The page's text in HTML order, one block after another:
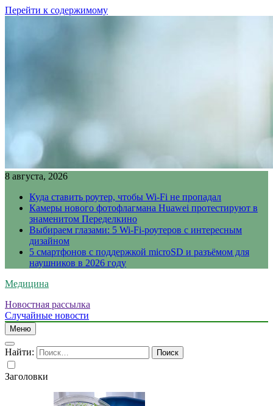
Перейти к содержимому
8 августа, 2026
Куда ставить роутер, чтобы Wi-Fi не пропадал
Камеры нового фотофлагмана Huawei протестируют в
знаменитом Переделкино
Выбираем глазами: 5 Wi-Fi-роутеров с интересным
дизайном
5 смартфонов с поддержкой microSD и разъёмом для
наушников в 2026 году
Медицина
Новостная рассылка
Случайные новости
Меню
Найти:
Заголовки